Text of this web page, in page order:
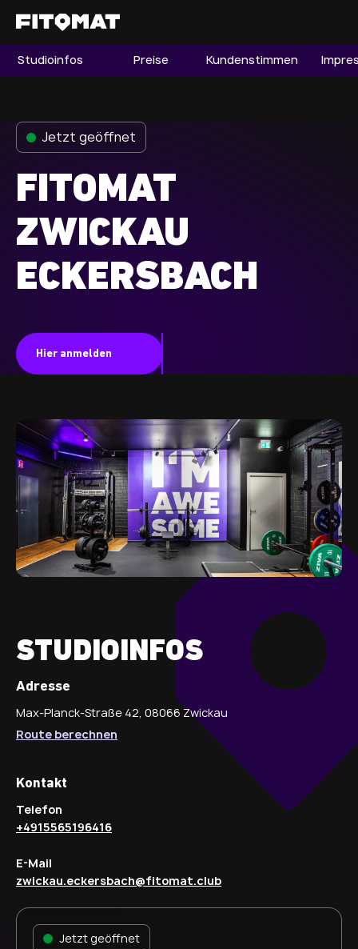
Gym
Franchise
Guide
Studioinfos Preise Kundenstimmen
Jetzt geöffnet
FITOMAT
ZWICKAU
ECKERSBACH
Hier anmelden
STUDIOINFOS
Jetzt geöffnet
Adresse
Max-Planck-Straße 42, 08066 Zwickau
Route berechnen
Kontakt
Telefon
+4915565196416
E-Mail
zwickau.eckersbach@fitomat.club